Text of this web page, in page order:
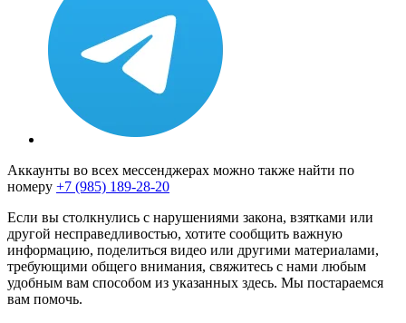
Аккаунты во всех мессенджерах можно также найти по
номеру +7 (985) 189-28-20
Если вы столкнулись с нарушениями закона, взятками или
другой несправедливостью, хотите сообщить важную
информацию, поделиться видео или другими материалами,
требующими общего внимания, свяжитесь с нами любым
удобным вам способом из указанных здесь. Мы постараемся
вам помочь.